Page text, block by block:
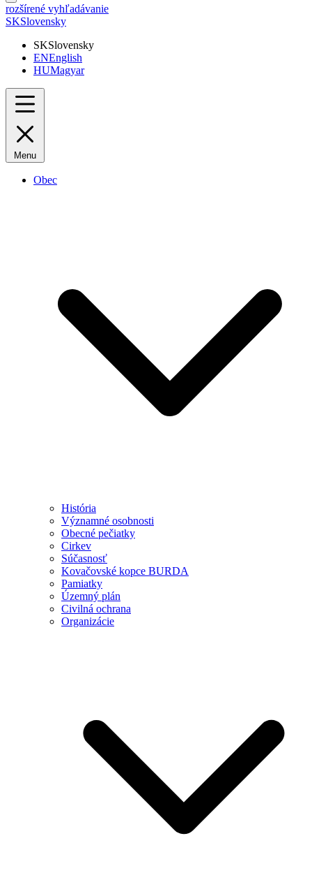
rozšírené vyhľadávanie
SKSlovensky
SKSlovensky
ENEnglish
HUMagyar
Menu
Obec
História
Významné osobnosti
Obecné pečiatky
Cirkev
Súčasnosť
Kovačovské kopce BURDA
Pamiatky
Územný plán
Civilná ochrana
Organizácie